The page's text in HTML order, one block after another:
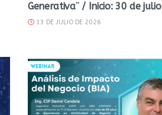
Generativa¨ / Inicio: 30 de julio
13 DE JULIO DE 2026